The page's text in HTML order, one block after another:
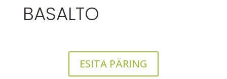
BASALTO
ESITA PÄRING